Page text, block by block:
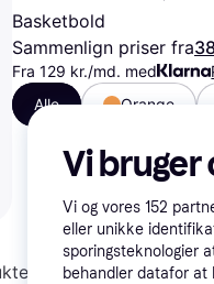
Basketbold
Sammenlign priser fra
Fra 129 kr./md. med
Alle
Orange
Specifikationer
Vi bruger
Vi og vores 152
eller unikke
sporingsteknologier
behandler datafor